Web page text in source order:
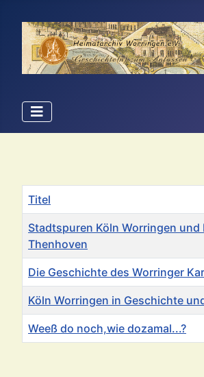
Titel
Stadtspuren Köln Worringen
Thenhoven
Die Geschichte des Worringer
Köln Worringen in Geschichte
Weeß do noch,wie dozamal...?